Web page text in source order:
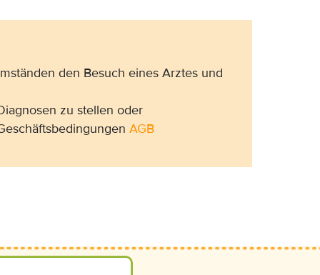
den Besuch eines Arztes und
zu stellen oder
AGB